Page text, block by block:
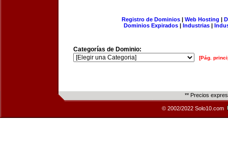
Registro de Dominios| Web Hosting |
Dominios Expirados | Industrias |
Categorías de Dominio:
[Pág.
** Precios
© 2002/2022 Solo10.com